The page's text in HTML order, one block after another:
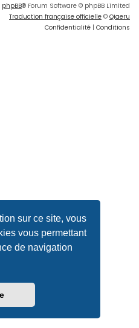
sur ce site, vous
vous permettant
de navigation
phpBB® Forum Software © phpBB Limited
Traduction française officielle © Qiaeru
Confidentialité | Conditions